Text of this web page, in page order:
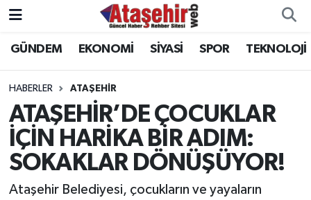
GÜNDEM EKONOMİ SİYASİ SPOR TEKNOLOJİ
HABERLER ATAŞEHİR
ATAŞEHİR’DE ÇOCUKLAR
İÇİN HARİKA BİR ADIM:
SOKAKLAR DÖNÜŞÜYOR!
Ataşehir Belediyesi, çocukların ve yayaların
Hava Durumu
Trafik Durumu
Süper Lig Puan Durumu ve Fikstür
Tüm Manşetler
Son Dakika Haberleri